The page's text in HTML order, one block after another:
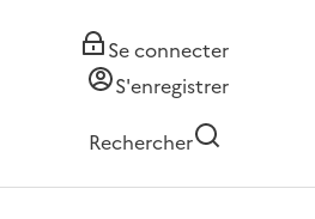
Se connecter
S'enregistrer
Rechercher